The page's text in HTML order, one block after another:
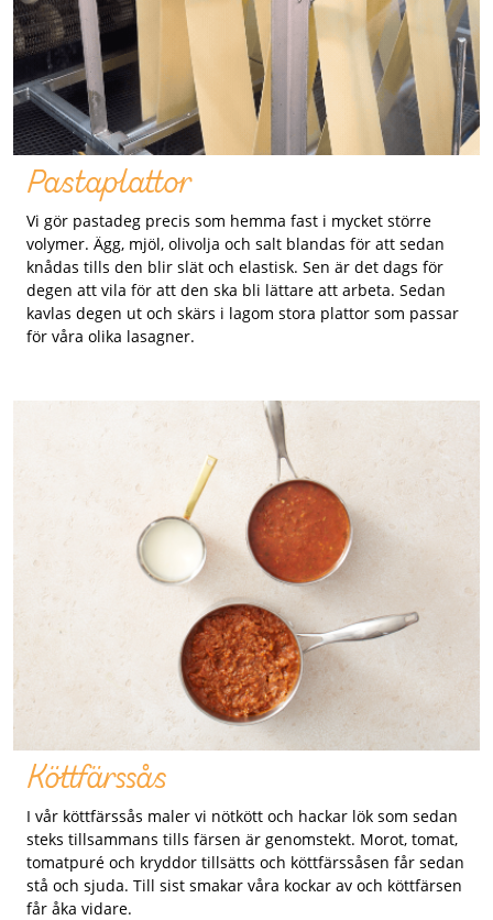
Pastaplattor
Vi gör pastadeg precis som hemma fast i mycket större
volymer. Ägg, mjöl, olivolja och salt blandas för att sedan
knådas tills den blir slät och elastisk. Sen är det dags för
degen att vila för att den ska bli lättare att arbeta. Sedan
kavlas degen ut och skärs i lagom stora plattor som passar
för våra olika lasagner.
Köttfärssås
I vår köttfärssås maler vi nötkött och hackar lök som sedan
steks tillsammans tills färsen är genomstekt. Morot, tomat,
tomatpuré och kryddor tillsätts och köttfärssåsen får sedan
stå och sjuda. Till sist smakar våra kockar av och köttfärsen
får åka vidare.